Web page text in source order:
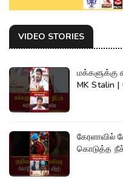
VIDEO STORIES
மக்களுக்கு
MK Stalin |
கேரளாவில்
கொடுத்த